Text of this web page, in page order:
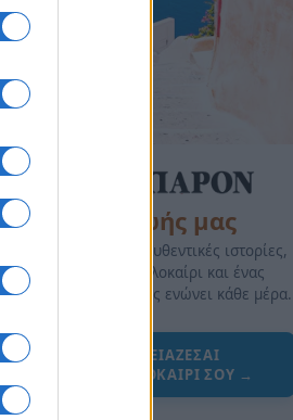
της Ζωής μας
Οι άνθρωποι, οι αυθεντικές ιστορίες,
το ελληνικό καλοκαίρι και ένας
πολιτισμός που μας ενώνει κάθε μέρα.
ΟΣΑ ΧΡΕΙΑΖΕΣΑΙ
ΓΙΑ ΤΟ ΚΑΛΟΚΑΙΡΙ ΣΟΥ →